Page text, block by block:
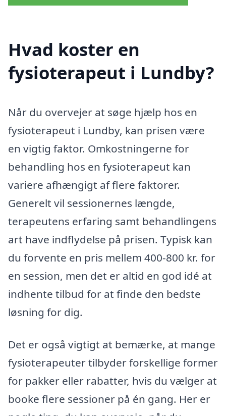
Hvad koster en
fysioterapeut i Lundby?
Når du overvejer at søge hjælp hos en
fysioterapeut i Lundby, kan prisen være
en vigtig faktor. Omkostningerne for
behandling hos en fysioterapeut kan
variere afhængigt af flere faktorer.
Generelt vil sessionernes længde,
terapeutens erfaring samt behandlingens
art have indflydelse på prisen. Typisk kan
du forvente en pris mellem 400-800 kr. for
en session, men det er altid en god idé at
indhente tilbud for at finde den bedste
løsning for dig.
Det er også vigtigt at bemærke, at mange
fysioterapeuter tilbyder forskellige former
for pakker eller rabatter, hvis du vælger at
booke flere sessioner på én gang. Her er